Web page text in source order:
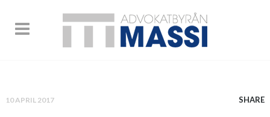
10 APRIL 2017 SHARE